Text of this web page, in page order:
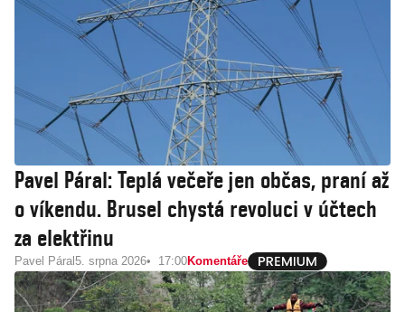
Pavel Páral: Teplá večeře jen občas, praní až
o víkendu. Brusel chystá revoluci v účtech
za elektřinu
Pavel Páral 5. srpna 2026 17:00Komentáře